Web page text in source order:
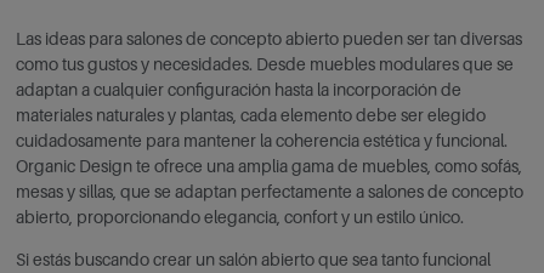
Las ideas para salones de concepto abierto pueden ser tan diversas
como tus gustos y necesidades. Desde muebles modulares que se
adaptan a cualquier configuración hasta la incorporación de
materiales naturales y plantas, cada elemento debe ser elegido
cuidadosamente para mantener la coherencia estética y funcional.
Organic Design te ofrece una amplia gama de muebles, como sofás,
mesas y sillas, que se adaptan perfectamente a salones de concepto
abierto, proporcionando elegancia, confort y un estilo único.
Si estás buscando crear un salón abierto que sea tanto funcional